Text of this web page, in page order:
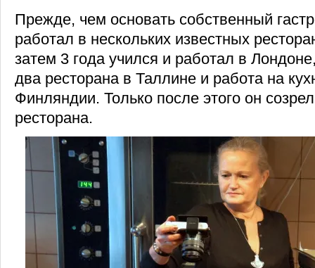
Прежде, чем основать собственный
работал в нескольких известных
затем 3 года учился и работал в
два ресторана в Таллине и работа на
Финляндии. Только после этого он
ресторана.